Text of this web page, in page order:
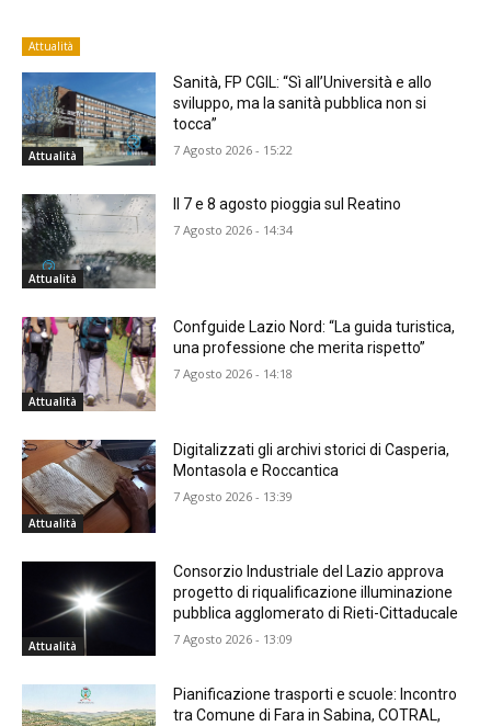
Attualità
Attualità
Sanità, FP CGIL: “Sì all’Università e allo
sviluppo, ma la sanità pubblica non si
tocca”
7 Agosto 2026 - 15:22
Attualità
Il 7 e 8 agosto pioggia sul Reatino
7 Agosto 2026 - 14:34
Attualità
Confguide Lazio Nord: “La guida turistica,
una professione che merita rispetto”
7 Agosto 2026 - 14:18
Attualità
Digitalizzati gli archivi storici di Casperia,
Montasola e Roccantica
7 Agosto 2026 - 13:39
Attualità
Consorzio Industriale del Lazio approva
progetto di riqualificazione illuminazione
pubblica agglomerato di Rieti-Cittaducale
7 Agosto 2026 - 13:09
Pianificazione trasporti e scuole: Incontro
tra Comune di Fara in Sabina, COTRAL,